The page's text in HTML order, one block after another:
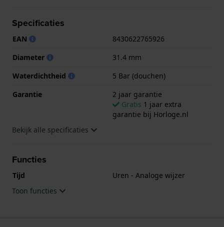
horloge geleverd met 2 jaar garantie.
Specificaties
EAN
8430622765926
Diameter
31.4 mm
Waterdichtheid
5 Bar (douchen)
Garantie
2 jaar garantie
Gratis 1 jaar extra
garantie bij Horloge.nl
Bekijk alle specificaties
Functies
Tijd
Uren - Analoge wijzer
Toon functies